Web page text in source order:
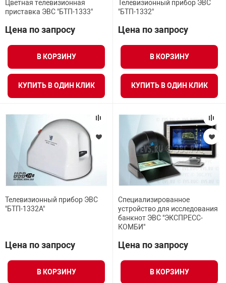
техника
автомобили
информации
техника
средства охраны
ключи
Цветная телевизионная
приставка ЭВС "БТП-1333"
Цена по запросу
В КОРЗИНУ
КУПИТЬ В ОДИН КЛИК
Телевизионный прибор ЭВС
"БТП-1332"
Цена по запросу
В КОРЗИНУ
КУПИТЬ В ОДИН КЛИК
Телевизионный прибор ЭВС
"БТП-1332А"
Цена по запросу
В КОРЗИНУ
Специализированное
устройство для исследования
банкнот ЭВС "ЭКСПРЕСС-
КОМБИ"
Цена по запросу
В КОРЗИНУ